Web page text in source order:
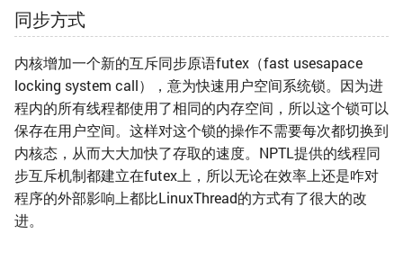
同步方式
内核增加一个新的互斥同步原语futex（fast usesapace
locking system call），意为快速用户空间系统锁。因为进
程内的所有线程都使用了相同的内存空间，所以这个锁可以
保存在用户空间。这样对这个锁的操作不需要每次都切换到
内核态，从而大大加快了存取的速度。NPTL提供的线程同
步互斥机制都建立在futex上，所以无论在效率上还是咋对
程序的外部影响上都比LinuxThread的方式有了很大的改
进。